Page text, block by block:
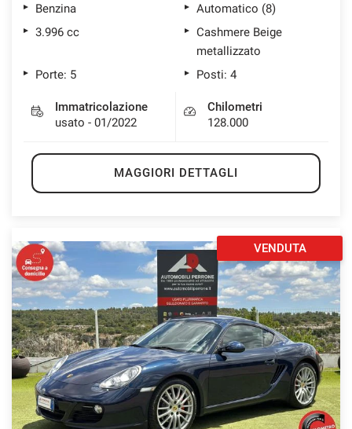
Benzina
Automatico (8)
3.996 cc
Cashmere Beige
metallizzato
Porte: 5
Posti: 4
Immatricolazione
usato - 01/2022
Chilometri
128.000
MAGGIORI DETTAGLI
VENDUTA